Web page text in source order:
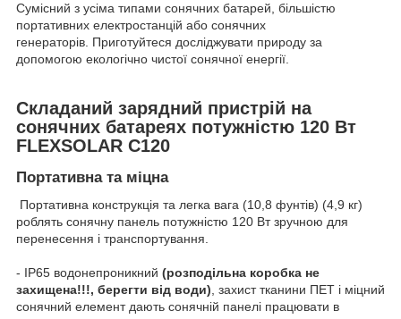
Сумісний з усіма типами сонячних батарей, більшістю
портативних електростанцій або сонячних
генераторів. Приготуйтеся досліджувати природу за
допомогою екологічно чистої сонячної енергії.
Складаний зарядний пристрій на
сонячних батареях потужністю 120 Вт
FLEXSOLAR C120
Портативна та міцна
Портативна конструкція та легка вага (10,8 фунтів) (4,9 кг)
роблять сонячну панель потужністю 120 Вт зручною для
перенесення і транспортування.
- IP65 водонепроникний (розподільна коробка не
захищена!!!, берегти від води) , захист тканини ПЕТ і міцний
сонячний елемент дають сонячній панелі працювати в